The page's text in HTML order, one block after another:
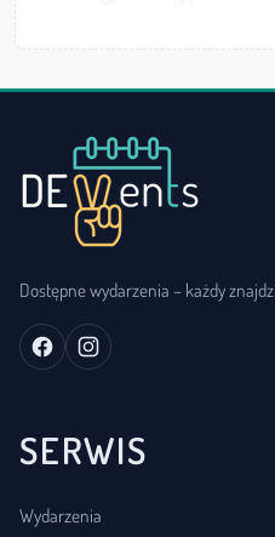
Dostępne wydarzenia – każdy
SERWIS
Wydarzenia